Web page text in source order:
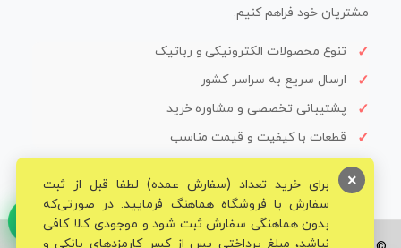
مشتریان خود فراهم کنیم.
تنوع محصولات الکترونیکی و رباتیک
ارسال سریع به سراسر کشور
پشتیبانی تخصصی و مشاوره خرید
قطعات با کیفیت و قیمت مناسب
برای خرید تعداد (سفارش عمده) لطفا قبل از ثبت
سفارش با فروشگاه هماهنگ فرمایید. در صورتی‌که
بدون هماهنگی سفارش ثبت شود و موجودی کالا کافی
نباشد، مبلغ پرداختی پس از کسر کارمزدهای بانکی و
×